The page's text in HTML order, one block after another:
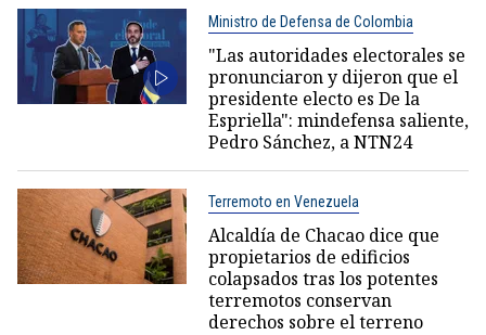
Ministro de Defensa de Colombia
"Las autoridades electorales se
pronunciaron y dijeron que el
presidente electo es De la
Espriella": mindefensa saliente,
Pedro Sánchez, a NTN24
Terremoto en Venezuela
Alcaldía de Chacao dice que
propietarios de edificios
colapsados tras los potentes
terremotos conservan
derechos sobre el terreno